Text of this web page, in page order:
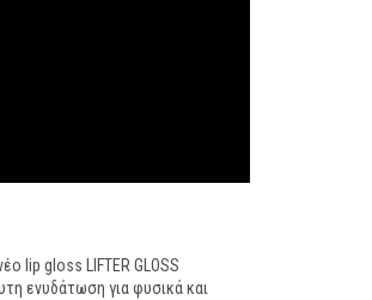
lip gloss LIFTER GLOSS
ενυδάτωση για φυσικά και